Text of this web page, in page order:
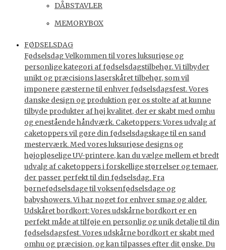
DÅBSTAVLER
MEMORYBOX
FØDSELSDAG
Fødselsdag Velkommen til vores luksuriøse og
personlige kategori af fødselsdagstilbehør. Vi tilbyder
unikt og præcisions laserskåret tilbehør, som vil
imponere gæsterne til enhver fødselsdagsfest. Vores
danske design og produktion gør os stolte af at kunne
tilbyde produkter af høj kvalitet, der er skabt med omhu
og enestående håndværk. Caketoppers: Vores udvalg af
caketoppers vil gøre din fødselsdagskage til en sand
mesterværk. Med vores luksuriøse designs og
højopløselige UV-printere, kan du vælge mellem et bredt
udvalg af caketoppers i forskellige størrelser og temaer,
der passer perfekt til din fødselsdag. Fra
børnefødselsdage til voksenfødselsdage og
babyshowers. Vi har noget for enhver smag og alder.
Udskåret bordkort: Vores udskårne bordkort er en
perfekt måde at tilføje en personlig og unik detalje til din
fødselsdagsfest. Vores udskårne bordkort er skabt med
omhu og præcision, og kan tilpasses efter dit ønske. Du